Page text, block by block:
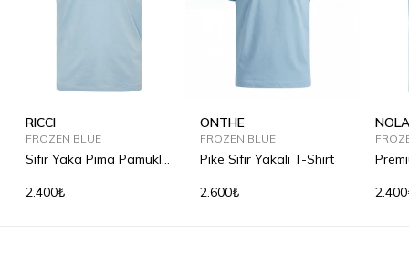
RICCI
FROZEN BLUE
Sıfır Yaka Pima Pamuklu
2.400₺
ONTHE
FROZEN BLUE
Pike Sıfır Yakalı T-Shirt
2.600₺